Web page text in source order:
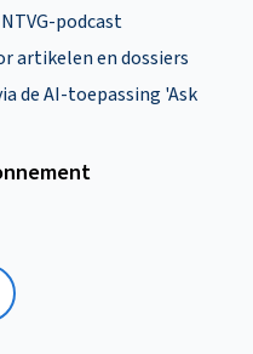
podcast
artikelen en dossiers
de AI-toepassing 'Ask